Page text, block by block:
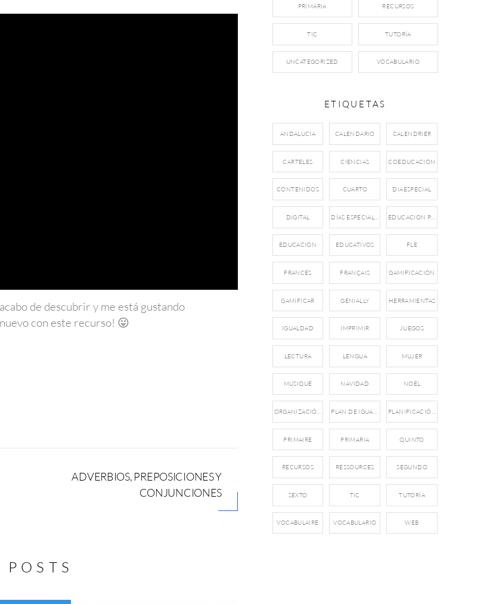
de descubrir y me está gustando
con este recurso! 😛
ADVERBIOS, PREPOSICIONES Y
CONJUNCIONES
PRIMARIA RECURSOS
TIC TUTORÍA
UNCATEGORIZED VOCABULARIO
ETIQUETAS
ANDALUCÍA CALENDARIO CALENDRIER
CARTELES CIENCIAS COEDUCACIÓN
CONTENIDOS CUARTO DIAESPECIAL
DIGITAL
EDUCACIÓN EDUCATIVOS FLE
FRANCÉS FRANÇAIS GAMIFICACIÓN
GAMIFICAR GENIALLY HERRAMIENTAS
IGUALDAD IMPRIMIR JUEGOS
LECTURA LENGUA MUJER
MUSIQUE NAVIDAD NOEL
PRIMAIRE PRIMARIA QUINTO
RECURSOS RESSOURCES SEGUNDO
SEXTO TIC TUTORÍA
VOCABULAIRE VOCABULARIO WEB